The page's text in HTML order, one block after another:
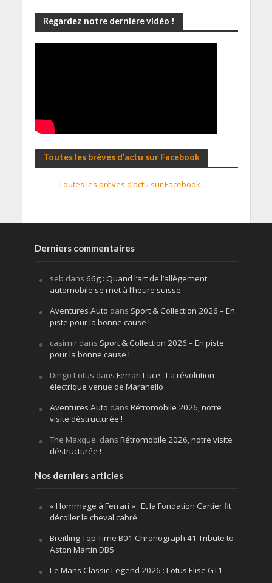
Regardez notre dernière vidéo !
Toutes les brèves d’actu sur Facebook
Toutes les brèves d’actu sur Facebook
Derniers commentaires
seb dans 66g : Quand l’art de l’allègement
automobile se met à l’heure suisse
Aventures Auto dans Sport & Collection 2026 – En
piste pour la bonne cause !
casimirdans Sport & Collection 2026 – En piste
pour la bonne cause !
Dingo Lotus dans Ferrari Luce : La révolution
électrique venue de Maranello
Aventures Auto dans Rétromobile 2026, notre
visite déstructurée !
The Maxque. dans Rétromobile 2026, notre visite
déstructurée !
Nos derniers articles
« Hommage à Ferrari » : Et la Fondation Cartier fit
décoller le cheval cabré
Breitling Top Time B01 Chronograph 41 Tribute to
Aston Martin DB5
Le Mans Classic Legend 2026 : Lotus Elise GT1